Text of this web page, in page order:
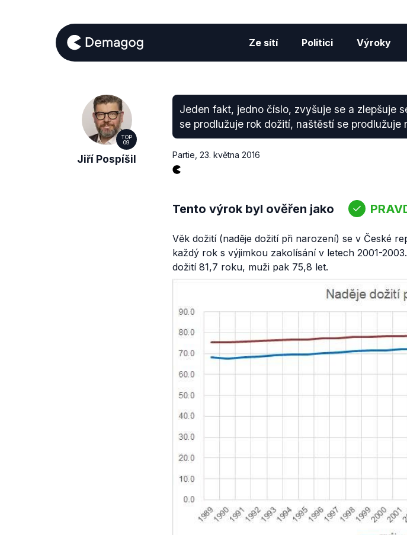
Ze sítí Politici Výroky
TOP
09
Jiří Pospíšil
Jeden fakt, jedno číslo, zvyšuje se a zlepšuje
se prodlužuje rok dožití, naštěstí se
Partie 23. května 2016
Tento výrok byl ověřen jako
Věk dožití (naděje dožití při narození) se v České
každý rok s výjimkou zakolísání v letech 2001-
dožití 81,7 roku, muži pak 75,8 let.